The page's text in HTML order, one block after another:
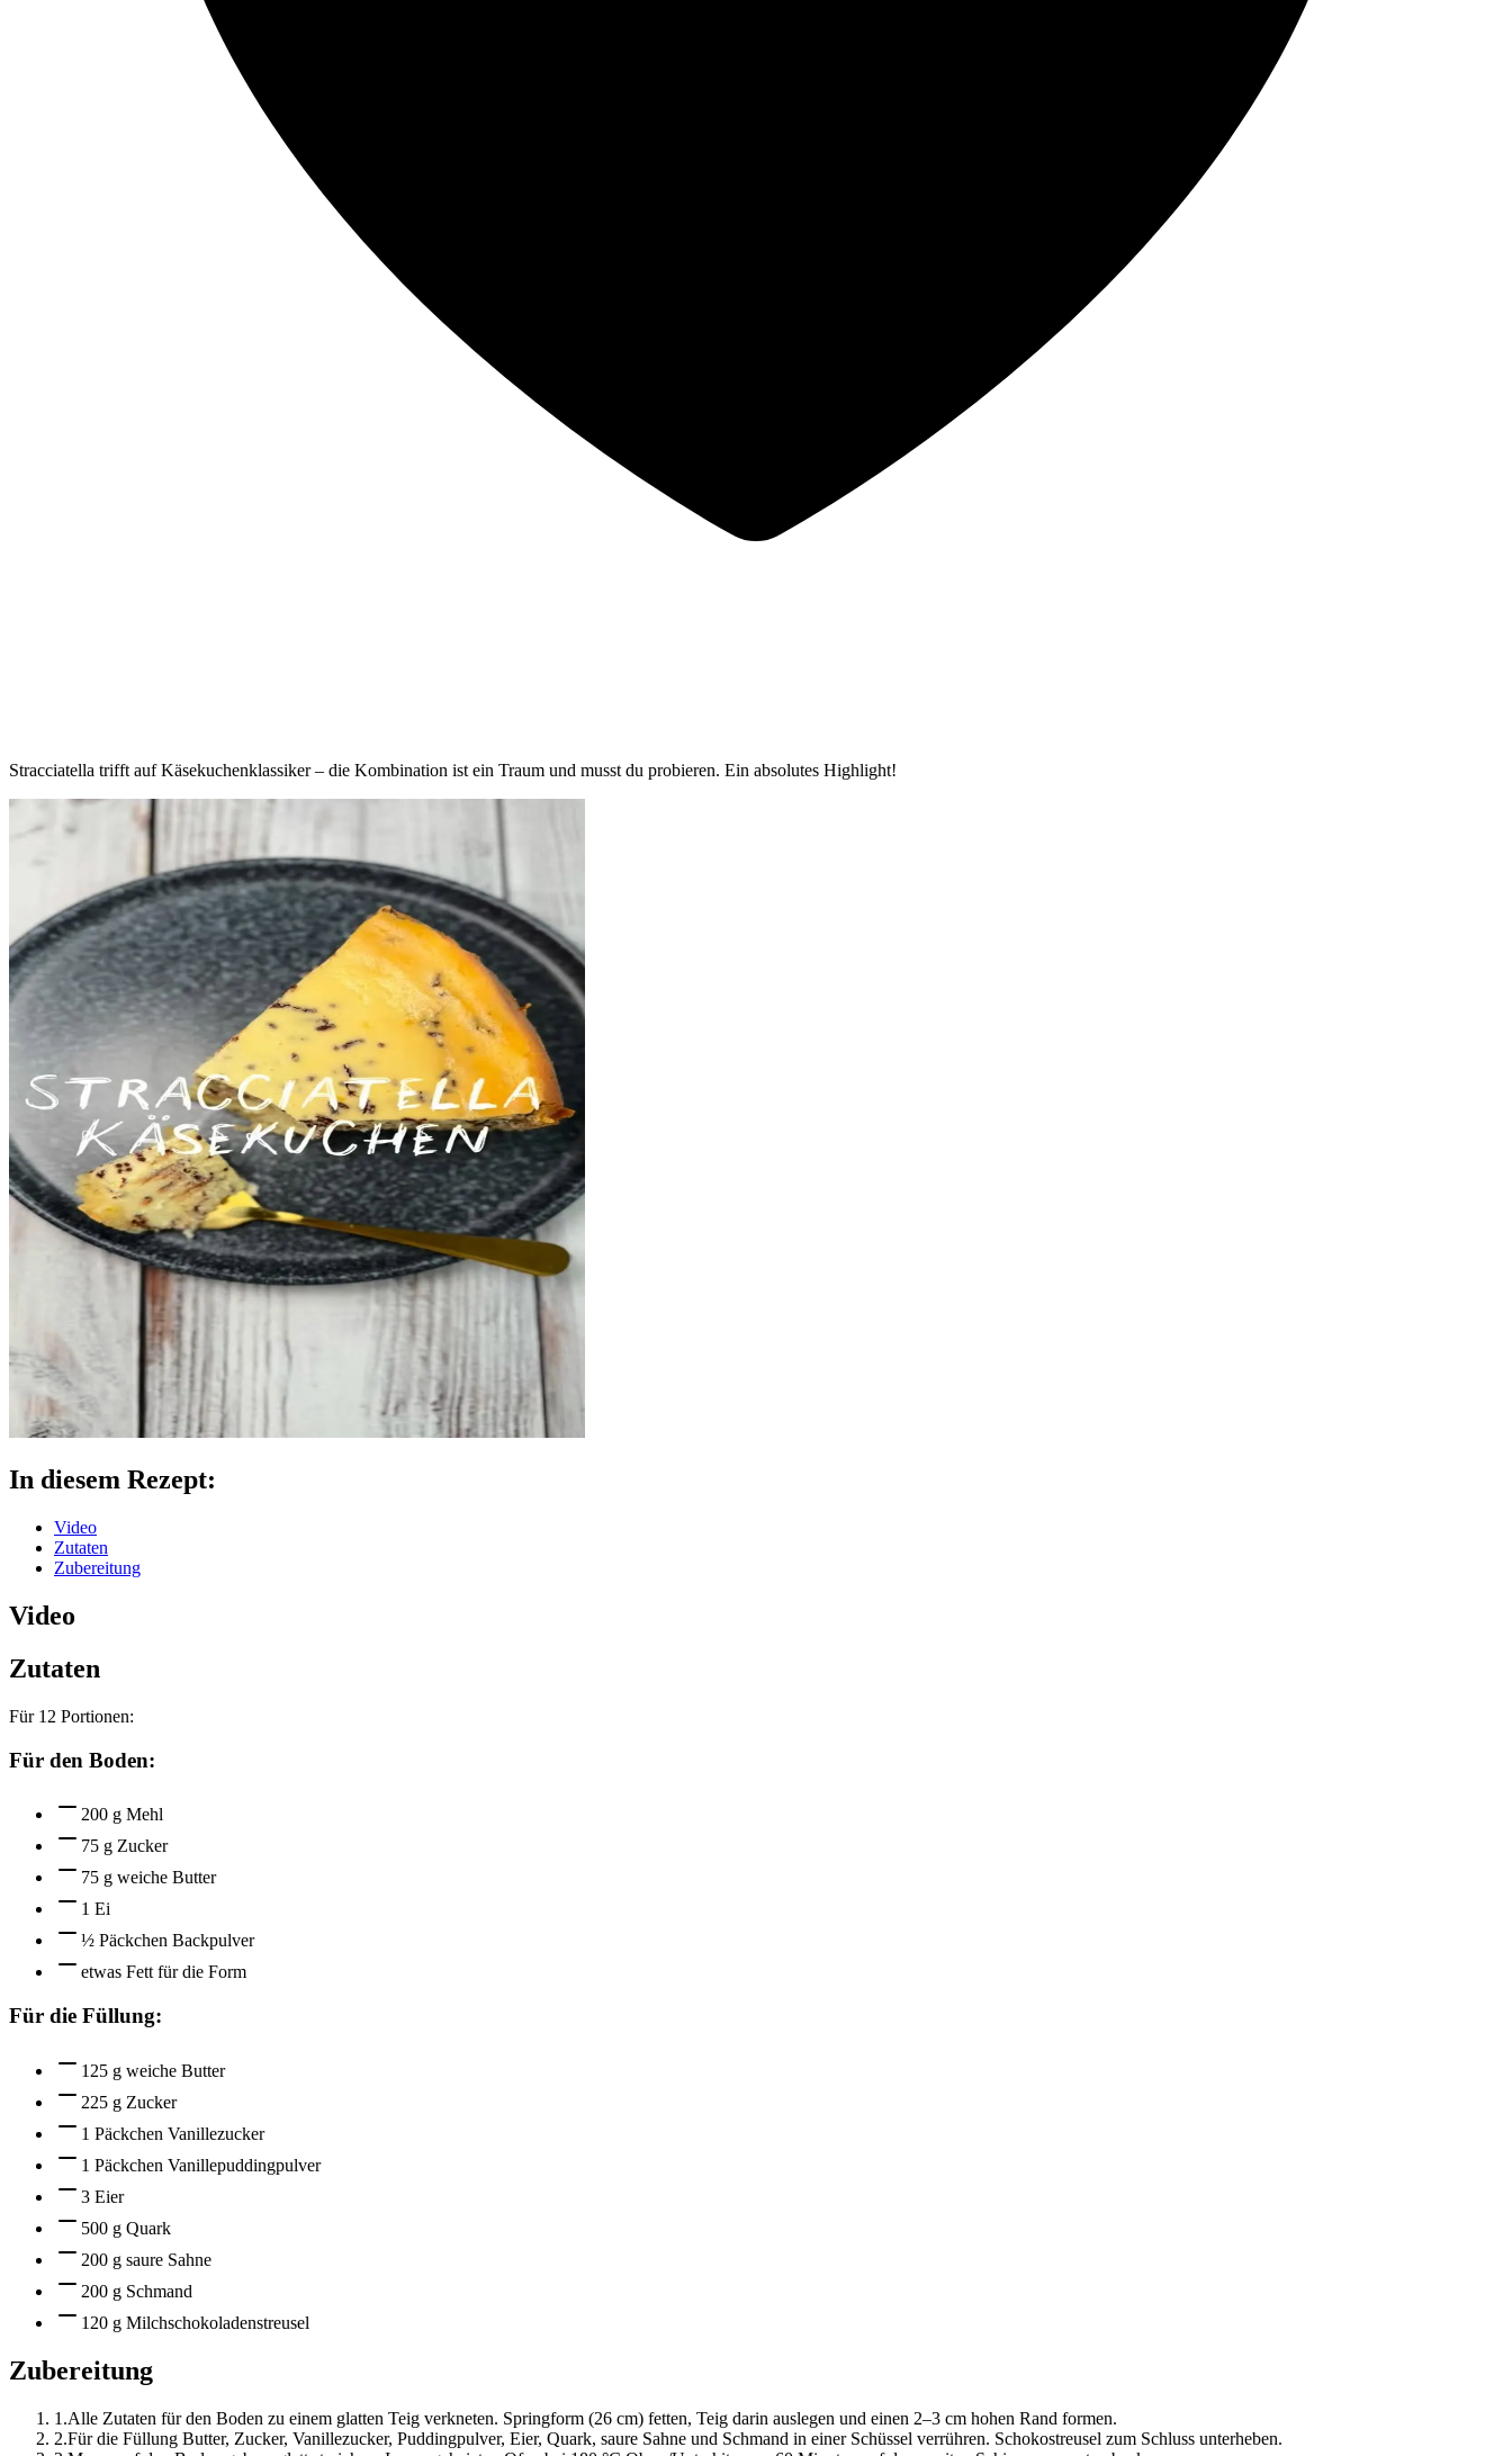
Stracciatella trifft auf Käsekuchenklassiker – die Kombination ist ein Traum und musst du probieren. Ein absolutes Highlight!
In diesem Rezept:
Video
Zutaten
Zubereitung
Video
Zutaten
Für 12 Portionen:
Für den Boden:
200 g Mehl
75 g Zucker
75 g weiche Butter
1 Ei
½ Päckchen Backpulver
etwas Fett für die Form
Für die Füllung:
125 g weiche Butter
225 g Zucker
1 Päckchen Vanillezucker
1 Päckchen Vanillepuddingpulver
3 Eier
500 g Quark
200 g saure Sahne
200 g Schmand
120 g Milchschokoladenstreusel
Zubereitung
1 .Alle Zutaten für den Boden zu einem glatten Teig verkneten. Springform (26 cm) fetten, Teig darin auslegen und einen 2–3 cm hohen Rand formen.
2.Für die Füllung Butter, Zucker, Vanillezucker, Puddingpulver, Eier, Quark, saure Sahne und Schmand in einer Schüssel verrühren. Schokostreusel zum Schluss unterheben.